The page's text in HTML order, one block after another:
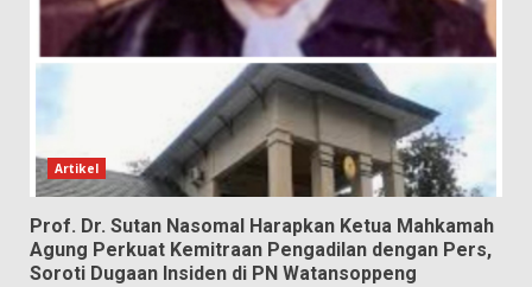
Artikel
Prof. Dr. Sutan Nasomal Harapkan Ketua Mahkamah
Agung Perkuat Kemitraan Pengadilan dengan Pers,
Soroti Dugaan Insiden di PN Watansoppeng